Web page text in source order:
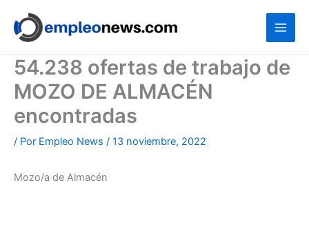
contenido
54.238 ofertas de trabajo de
MOZO DE ALMACÉN
encontradas
/ Por Empleo News / 13 noviembre, 2022
Mozo/a de Almacén